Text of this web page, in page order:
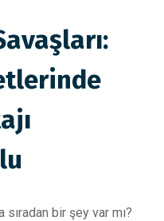
bir şey var mı?